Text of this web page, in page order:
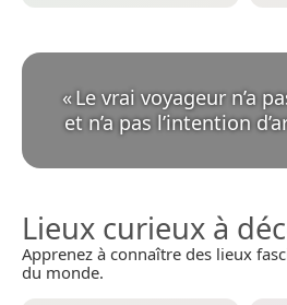
«Le vrai voyageur n’a
et n’a pas l’intention
Lieux curieux à
Apprenez à connaître des lieux
du monde.